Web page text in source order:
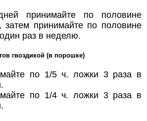
принимайте по половине
затем принимайте по половине
раз в неделю.
гвоздикой (в порошке)
по 1/5 ч. ложки 3 раза в
по 1/4 ч. ложки 3 раза в